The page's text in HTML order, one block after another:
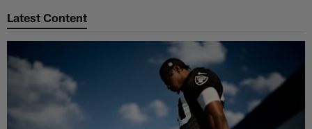
Latest Content